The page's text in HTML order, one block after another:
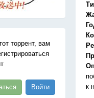
торрент, вам
Войти
к